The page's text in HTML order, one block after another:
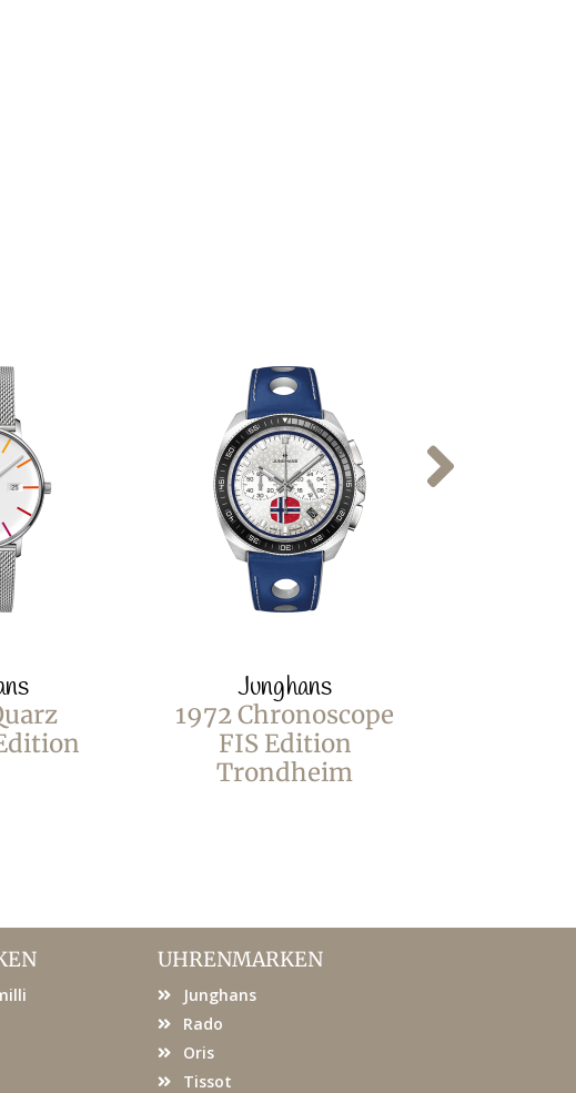
Junghans
1972 Chronoscope
FIS Edition
Trondheim
UHRENMARKEN
Junghans
Rado
Oris
Tissot